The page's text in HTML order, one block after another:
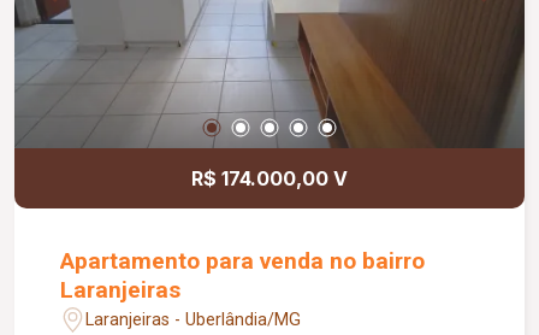
R$ 174.000,00 V
Apartamento para venda no bairro
Laranjeiras
Laranjeiras - Uberlândia/MG